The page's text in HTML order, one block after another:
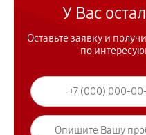
У Вас
Оставьте заявку и
по